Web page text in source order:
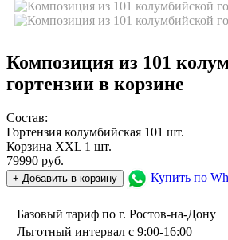
Композиция из 101
гортензии в корзине
Состав:
Гортензия колумбийская 101 шт.
Корзина ХХL 1 шт.
79990 руб.
+ Добавить в корзину Купить по
Базовый тариф по г. Ростов-на-Дону
Льготный интервал с 9:00-16:00